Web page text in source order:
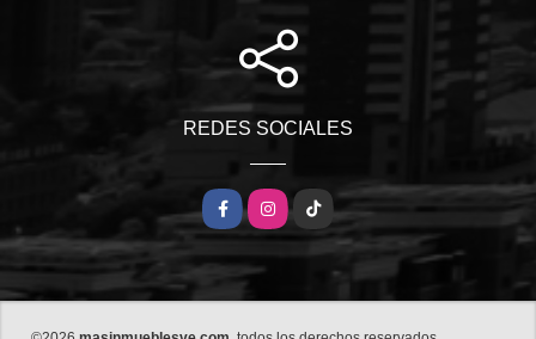
REDES SOCIALES
FacebookInstagramTikTok